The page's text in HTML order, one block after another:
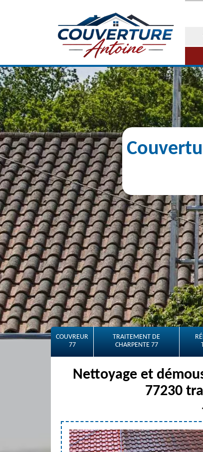
COUVREUR
77
TRAITEMENT DE
CHARPENTE 77
Nettoyage et
77230